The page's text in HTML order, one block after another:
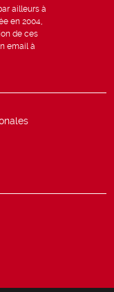
ailleurs à
en 2004,
de ces
email à